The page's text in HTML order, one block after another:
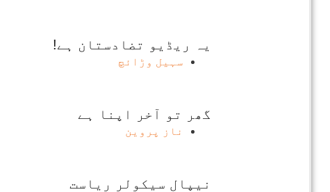
یہ ریڈیو تضادستان ہے!
سہیل وڑائچ
گھر تو آخر اپنا ہے
ناز پروین
نیپال سیکولر ریاست